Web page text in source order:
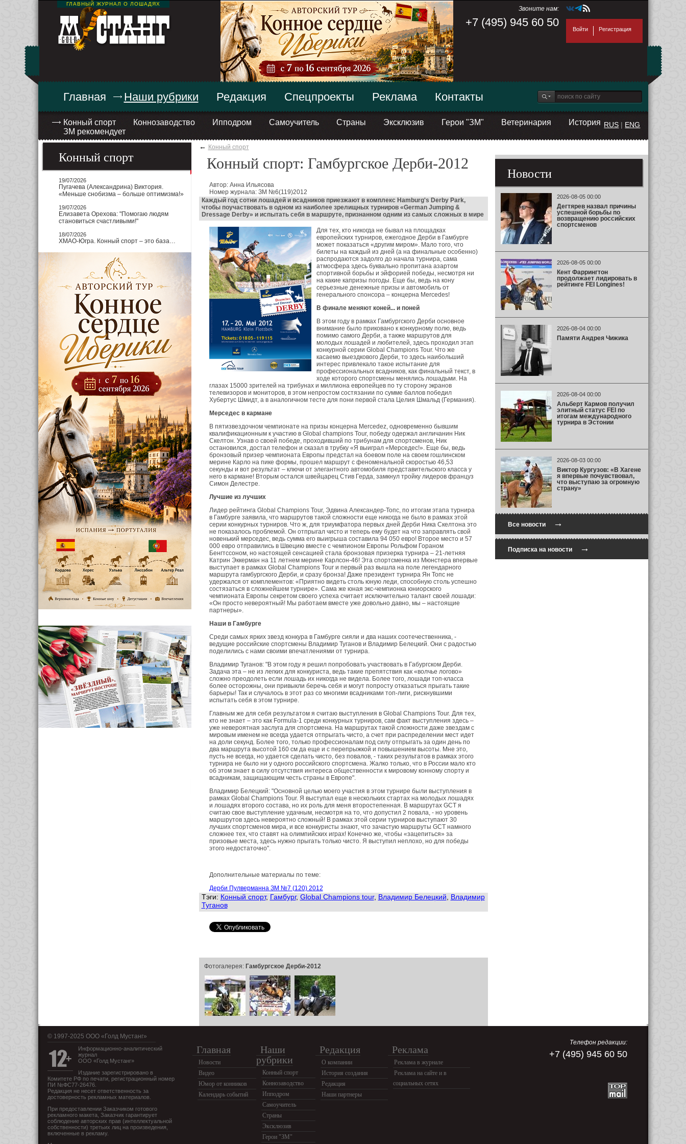
ГЛАВНЫЙ ЖУРНАЛ О ЛОШАДЯХ
Звоните нам:
+7 (495) 945 60 50
Войти Регистрация
Главная Наши рубрики
Конный спорт Коннозаводство Ипподром Самоучитель Страны Эксклюзив Герои "ЗМ" Ветеринария
История
ЗМ рекомендует
Редакция Спецпроекты Реклама Контакты
RUS | ENG
Конный спорт
19/07/2026
Пугачева (Александрина) Виктория.
«Меньше снобизма – больше оптимизма!»
19/07/2026
Елизавета Орехова: "Помогаю людям
становиться счастливыми!"
18/07/2026
ХМАО-Югра. Конный спорт – это база…
← Конный спорт
Конный спорт: Гамбургское Дерби-2012
Автор: Анна Ильясова
Номер журнала: ЗМ №6(119)2012
Каждый год сотни лошадей и всадников приезжают в комплекс Hamburg's Derby Park,
чтобы поучаствовать в одном из наиболее зрелищных турниров «German Jumping &
Dressage Derby» и испытать себя в маршруте, признанном одним из самых сложных в мире
Для тех, кто никогда не бывал на площадках
европейских турниров, ежегодное Дерби в Гамбурге
может показаться «другим миром». Мало того, что
билеты на каждый из дней (а на финальные особенно)
распродаются задолго до начала турнира, сама
атмосфера здесь буквально пропитана азартом
спортивной борьбы и эйфорией победы, несмотря ни
на какие капризы погоды. Еще бы, ведь на кону
серьезные денежные призы и автомобиль от
генерального спонсора – концерна Mercedes!
В финале меняют коней... и поней
В этом году в рамках Гамбургского Дерби основное
внимание было приковано к конкурному полю, ведь
помимо самого Дерби, а также маршрутов для
молодых лошадей и любителей, здесь проходил этап
конкурной серии Global Champions Tour. Что же
касаемо выездкового Дерби, то здесь наибольший
интерес привлекало такое испытание для
профессиональных всадников, как финальный текст, в
ходе которого спортсмены менялись лошадьми. На
глазах 15000 зрителей на трибунах и миллиона европейцев по ту сторону экранов
телевизоров и мониторов, в этом непростом состязании по сумме баллов победил
Хубертус Шмидт, а в аналогичном тесте для пони первой стала Целия Шмальд (Германия).
Мерседес в кармане
В пятизвездочном чемпионате на призы концерна Mercedez, одновременно бывшим
квалификационным к участию в Global champions Tour, победу одержал англичанин Ник
Скелтон. Узнав о своей победе, проходивший по трибунам для спортсменов, Ник
остановился, достал телефон и сказал в трубку «Я выиграл «Мерседес!». Еще бы, ведь
бронзовый призер чемпионата Европы предстал на боевом поле на своем гошлинском
мерине Карло на пике формы, прошел маршрут с феноменальной скоростью 46,53
секунды и вот результат – ключи от элегантного автомобиля представительского класса у
него в кармане! Вторым остался швейцарец Стив Герда, замкнул тройку лидеров француз
Симон Делестре.
Лучшие из лучших
Лидер рейтинга Global Champions Tour, Эдвина Александер-Топс, по итогам этапа турнира
в Гамбурге заявила, что маршрутов такой сложности еще никогда не было в рамках этой
серии конкурных турниров. Что ж, для триумфатора первых дней Дерби Ника Скелтона это
не показалось проблемой. Он отпрыгал чисто и теперь ему будет на что заправлять свой
новенький мерседес, ведь сумма его выигрыша составила 94 050 евро! Второе место и 57
000 евро отправились в Швецию вместе с чемпионом Европы Рольфом Гораном
Бенгтссоном, но настоящей сенсацией стала бронзовая призерка турнира – 21-летняя
Катрин Эккерман на 11 летнем мерине Карлсон-46! Эта спортсменка из Мюнстера впервые
выступает в рамках Global Champions Tour и первый раз вышла на поле легендарного
маршрута гамбургского Дерби, и сразу бронза! Даже президент турнира Ян Топс не
удержался от комплементов: «Приятно видеть столь юную леди, способную столь успешно
состязаться в сложнейшем турнире». Сама же юная экс-чемпионка юниорского
чемпионата Европы секретом своего успеха считает исключительно талант своей лошади:
«Он просто невероятный! Мы работаем вместе уже довольно давно, мы – настоящие
партнеры».
Наши в Гамбурге
Среди самых ярких звезд конкура в Гамбурге сияли и два наших соотечественника, -
ведущие российские спортсмены Владимир Туганов и Владимир Белецкий. Они с радостью
поделились с нами своими впечатлениями от турнира.
Владимир Туганов: "В этом году я решил попробовать участвовать в Габургском Дерби.
Задача эта – не из легких для конкуриста, ведь такие препятствия как «волчье логово»
сложно преодолеть если лошадь их никогда не видела. Более того, лошади топ-класса
более осторожны, они привыкли беречь себя и могут попросту отказаться прыгать такие
барьеры! Так и случалось в этот раз со многими всадниками топ-лиги, рискнувшими
испытать себя в этом турнире.
Главным же для себя результатом я считаю выступления в Global Champions Tour. Для тех,
кто не знает – это как Formula-1 среди конкурных турниров, сам факт выступления здесь –
уже невероятная заслуга для спортсмена. На маршрутах такой сложности даже звездам с
мировым именем не всегда удается отпрыгать чисто, а счет при распределении мест идет
на доли секунд. Более того, только профессионалам под силу отпрыгать за один день по
два маршрута высотой 160 см да еще и с перепрыжкой и повышением высоты. Мне это,
пусть не всегда, но удается сделать чисто, без повалов, - таких результатов в рамках этого
турнира не было ни у одного российского спортсмена. Жалко только, что в России мало кто
об этом знает в силу отсутствия интереса общественности к мировому конному спорту и
всадникам, защищающим честь страны в Европе".
Владимир Белецкий: "Основной целью моего участия в этом турнире были выступления в
рамках Global Champions Tour. Я выступал еще в нескольких стартах на молодых лошадях
и лошадях второго состава, но их роль для меня второстепенная. В маршрутах GCT я
считаю свое выступление удачным, несмотря на то, что допустил 2 повала, - но уровень
маршрутов здесь невероятно сложный! В рамках этой серии турниров выступают 30
лучших спортсменов мира, и все конкуристы знают, что зачастую маршруты GCT намного
сложнее тех, что ставят на олимпийских играх! Конечно же, чтобы «зацепиться» за
призовые места, здесь нужно прыгать только чисто. Я выступил неплохо, но для победы
этого недостаточно".
Дополнительные материалы по теме:
Дерби Пулверманна ЗМ №7 (120) 2012
Тэги: Конный спорт, Гамбург, Global Champions tour, Владимир Белецкий
Владимир
Туганов
Фотогалерея: Гамбургское Дерби-2012
Новости
2026-08-05 00:00
Дегтярев назвал причины
успешной борьбы по
возвращению российских
спортсменов
2026-08-05 00:00
Кент Фаррингтон
продолжает лидировать в
рейтинге FEI Longines!
2026-08-04 00:00
Памяти Андрея Чижика
2026-08-04 00:00
Альберт Кармов получил
элитный статус FEI по
итогам международного
турнира в Эстонии
2026-08-03 00:00
Виктор Кургузов: «В Хагене
я впервые почувствовал,
что выступаю за огромную
страну»
Все новости→
Подписка на новости→
© 1997-2025 OOO «Голд Мустанг»
Информационно-аналитический
журнал
ООО «Голд Мустанг»
Издание зарегистрировано в
Комитете РФ по печати, регистрационный номер
ПИ №ФС77-26476.
Редакция не несет ответственность за
достоверность рекламных материалов.
При предоставлении Заказчиком готового
рекламного макета, Заказчик гарантирует
соблюдение авторских прав (интеллектуальной
собственности) третьих лиц на произведения,
включенные в рекламу.
Главная
Новости
Видео
Юмор от конников
Календарь событий
Наши
рубрики
Конный спорт
Коннозаводство
Ипподром
Самоучитель
Страны
Эксклюзив
Герои "ЗМ"
Редакция
О компании
История создания
Редакция
Наши партнеры
Реклама
Реклама в журнале
Реклама на сайте и в
социальных сетях
Телефон редакции:
+7 (495) 945 60 50